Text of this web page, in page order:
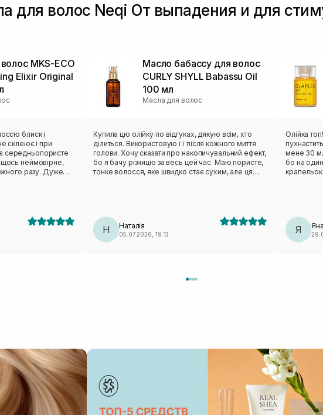
для волос Neqi От выпадения и для
MKS-ECO
Elixir Original
блиск і
склеює і при
середньопористе
щось неймовірне,
разу. Дуже
Масло бабассу для волос
CURLY SHYLL Babassu Oil
100 мл
Масла для волос
Купила цю олійку по відгуках, дякую всім, хто
ділиться. Використовую її після кожного миття
голови. Хочу сказати про накопичувальний ефект,
бо я бачу різницю за весь цей час. Маю пористе,
тонке волосся, яке швидко стає сухим, але ця
Н Наталія
05.07.2026, 19:13
Олійка
мене 30
бо на
Я Яна